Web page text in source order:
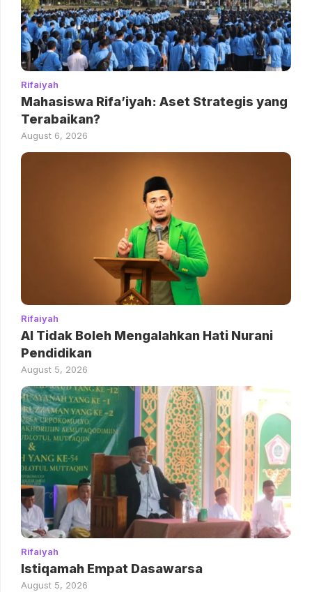
Rifaiyah
Mahasiswa Rifa’iyah: Aset Strategis yang
Terabaikan?
August 6, 2026
Rifaiyah
AI Tidak Boleh Mengalahkan Hati Nurani
Pendidikan
August 5, 2026
Rifaiyah
Istiqamah Empat Dasawarsa
August 5, 2026